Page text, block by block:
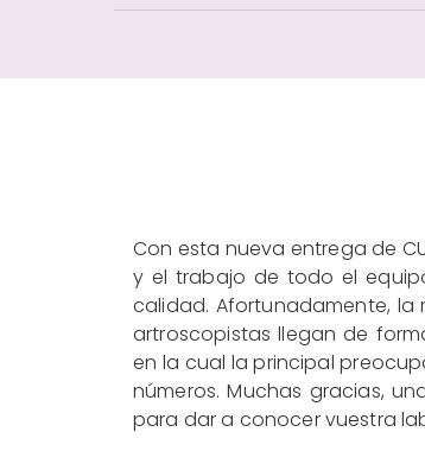
Con esta nueva entrega de
y el trabajo de todo el
calidad. Afortunadamente, la
artroscopistas llegan de
en la cual la principal
números. Muchas gracias,
para dar a conocer vuestra